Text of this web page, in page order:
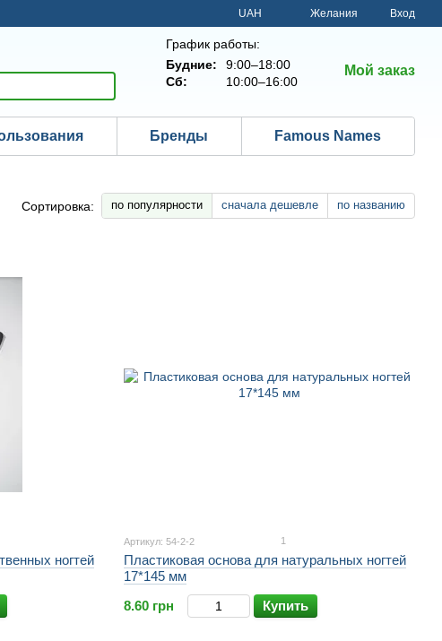
UAH Желания Вход
График работы:
Будние:
9:00–18:00
Сб:
10:00–16:00
Мой заказ
Бренды Famous Names
Сортировка: по популярности сначала дешевле по названию
ногтей
Артикул: 54-2-2 1
Пластиковая основа для натуральных ногтей
17*145 мм
8.60 грн
Купить